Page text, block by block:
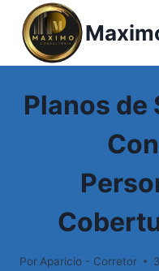
Planos de
Por Aparicio - Corretor